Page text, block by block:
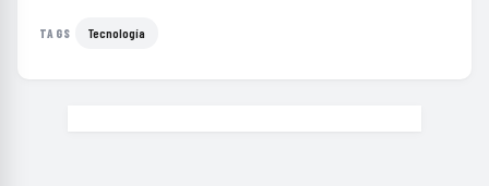
TAGS Tecnología